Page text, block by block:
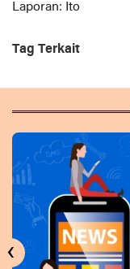
Laporan: Ito
Tag Terkait
‹